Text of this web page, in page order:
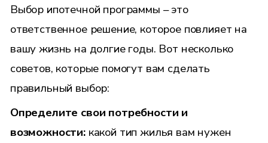
Выбор ипотечной программы – это
ответственное решение, которое повлияет на
вашу жизнь на долгие годы. Вот несколько
советов, которые помогут вам сделать
правильный выбор:
Определите свои потребности и
возможности: какой тип жилья вам нужен